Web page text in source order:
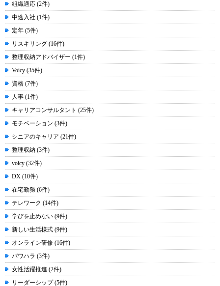
組織適応 (2件)
中途入社 (1件)
定年 (5件)
リスキリング (16件)
整理収納アドバイザー (1件)
Voicy (35件)
資格 (7件)
人事 (1件)
キャリアコンサルタント (25件)
モチベーション (3件)
シニアのキャリア (21件)
整理収納 (3件)
voicy (32件)
DX (10件)
在宅勤務 (6件)
テレワーク (14件)
学びを止めない (9件)
新しい生活様式 (9件)
オンライン研修 (16件)
パワハラ (3件)
女性活躍推進 (2件)
リーダーシップ (5件)